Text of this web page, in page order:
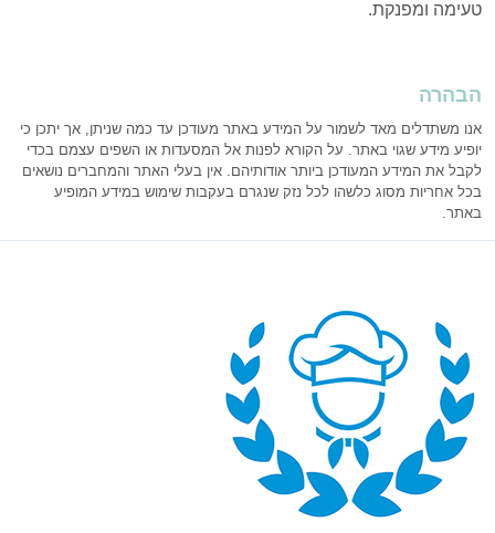
טעימה ומפנקת.
הבהרה
אנו משתדלים מאד לשמור על המידע באתר מעודכן עד כמה שניתן, אך יתכן כי
יופיע מידע שגוי באתר. על הקורא לפנות אל המסעדות או השפים עצמם בכדי
לקבל את המידע המעודכן ביותר אודותיהם. אין בעלי האתר והמחברים נושאים
בכל אחריות מסוג כלשהו לכל נזק שנגרם בעקבות שימוש במידע המופיע
באתר.